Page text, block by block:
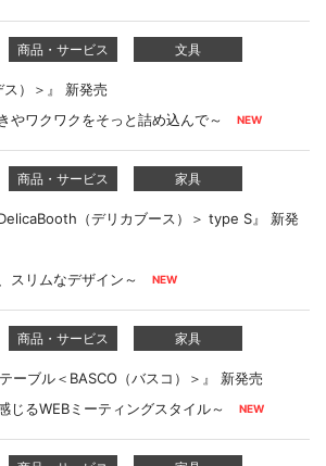
商品・サービス 文具
ス）＞』 新発売
やワクワクをそっと詰め込んで～
商品・サービス 家具
（デリカブース）＞ type S』 新発
スリムなデザイン～
商品・サービス 家具
ーブル＜BASCO（バスコ）＞』 新発売
じるWEBミーティングスタイル～